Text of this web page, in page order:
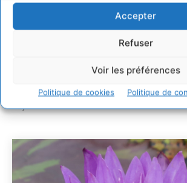
Accepter
Refuser
Voir les préférences
Politique de cookies Politique de
développement des forêts
29 juillet 2026
L’éco-anxiété informe et l’éco-
adaptées au changement climatique
27 juillet 2026